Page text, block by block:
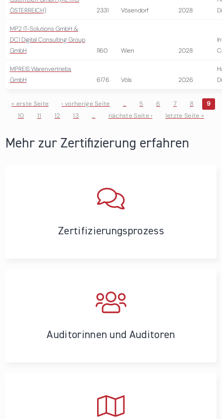
ÖSTERREICH)
2331 Vösendorf 2028
MP2 IT-Solutions GmbH &
DC1 Digital Consulting Group
GmbH
1160 Wien 2028
MPREIS Warenvertriebs
GmbH
6176 Völs 2026
Seiten
« erste Seite ‹ vorherige Seite … 5 6 7 8
9
10
11 12 13 … nächste Seite › letzte Seite »
Mehr zur Zertifizierung erfahren
Zertifizierungs­prozess
Auditorinnen und Auditoren